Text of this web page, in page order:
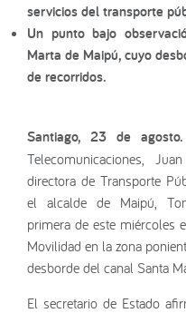
servicios del transporte
Un punto bajo
Marta de Maipú, cuyo
de recorridos.
Santiago, 23 de agosto.
Telecomunicaciones,
directora de Transporte
el alcalde de Maipú,
primera de este miércoles
Movilidad en la zona
desborde del canal Santa
El secretario de Estado